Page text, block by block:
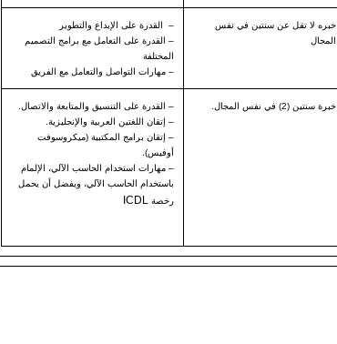
خبره لا تقل عن سنتين في نفس
المجال
– القدرة على الإبداع والتطوير
– القدرة على التعامل مع برامج التصميم
المختلفة
– مهارات التواصل والتعامل مع الفريق
خبرة سنتين (2) في نفس المجال.
– القدرة على التنسيق والمتابعة والاتصال.
– إتقان اللغتين العربية والإنجليزية.
– إتقان برامج المكتبية (ميكروسوفت
أوفيس).
– مهارات استخدام الحاسب الآلي، الإلمام
باستخدام الحاسب الآلي، ويفضل أن يحمل
رخصة ICDL